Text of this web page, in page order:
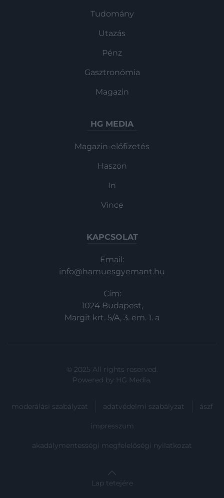
Tudomány
Utazás
Pénz
Gasztronómia
Magazin
HG MEDIA
Magazin-előfizetés
Haszon
In
Vince
KAPCSOLAT
Email:
info@hamuesgyemant.hu
Cím:
1024 Budapest,
Margit krt. 5/A, 3. em. 1. a
© 2025 All rights reserved.
Powered by HG Media.
moderálási szabályzat adatvédelmi szabályzat ászf
impresszum
akadálymentességi megfelelőségi nyilatkozat
Lap tetejére